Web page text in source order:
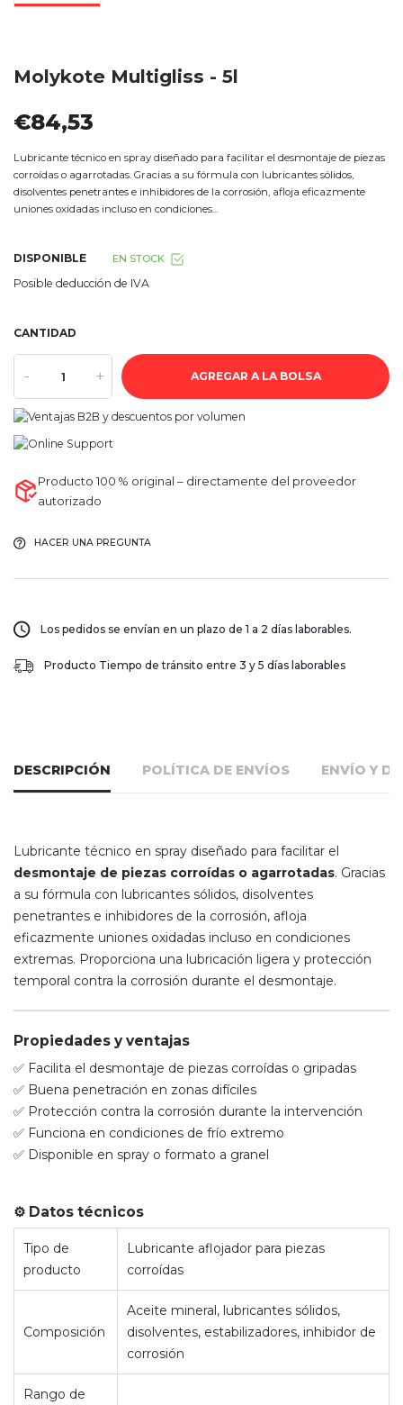
Molykote Multigliss - 5l
€84,53
Lubricante técnico en spray diseñado para facilitar el desmontaje de piezas
corroídas o agarrotadas. Gracias a su fórmula con lubricantes sólidos,
disolventes penetrantes e inhibidores de la corrosión, afloja eficazmente
uniones oxidadas incluso en condiciones...
DISPONIBLE EN STOCK
Posible deducción de IVA
CANTIDAD
- + AGREGAR A LA BOLSA
Producto 100 % original – directamente del proveedor
autorizado
HACER UNA PREGUNTA
Los pedidos se envían en un plazo de 1 a 2 días laborables.
Producto Tiempo de tránsito entre 3 y 5 días laborables
DESCRIPCIÓN POLÍTICA DE ENVÍOS ENVÍO Y
Lubricante técnico en spray diseñado para facilitar el
desmontaje de piezas corroídas o agarrotadas. Gracias
a su fórmula con lubricantes sólidos, disolventes
penetrantes e inhibidores de la corrosión, afloja
eficazmente uniones oxidadas incluso en condiciones
extremas. Proporciona una lubricación ligera y protección
temporal contra la corrosión durante el desmontaje.
Propiedades y ventajas
✅ Facilita el desmontaje de piezas corroídas o gripadas
✅ Buena penetración en zonas difíciles
✅ Protección contra la corrosión durante la intervención
✅ Funciona en condiciones de frío extremo
✅ Disponible en spray o formato a granel
⚙️ Datos técnicos
Tipo de
producto
Lubricante aflojador para piezas
corroídas
Composición
Aceite mineral, lubricantes sólidos,
disolventes, estabilizadores, inhibidor de
corrosión
Rango de